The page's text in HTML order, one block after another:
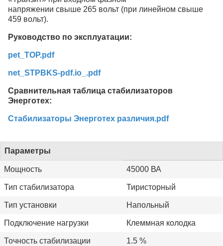
напряжении свыше 265 вольт (при линейном свыше
459 вольт).
Руководство по эксплуатации:
pet_TOP.pdf
net_STPBKS-pdf.io_.pdf
Сравнительная таблица стабилизаторов
Энерготех:
Стабилизаторы Энерготех различия.pdf
Параметры
Мощность 45000 ВА
Тип стабилизатора Тиристорный
Тип установки Напольный
Подключение нагрузки Клеммная колодка
Точность стабилизации 1.5 %